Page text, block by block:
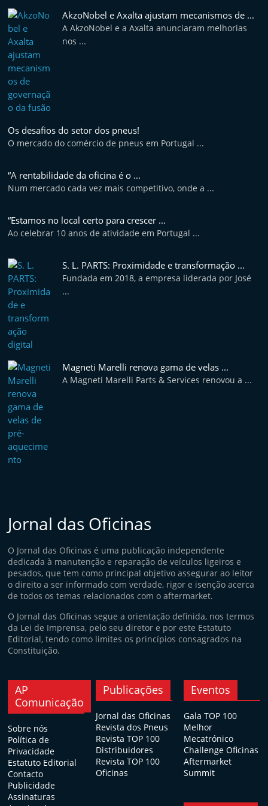
AkzoNobel e Axalta ajustam mecanismos de ...
A AkzoNobel e a Axalta anunciaram melhorias
nos ...
Os desafios do setor dos pneus!
O mercado do comércio de pneus em Portugal ...
“A rentabilidade da oficina é o ...
Num mercado cada vez mais competitivo, onde a ...
“Estamos no local certo para crescer ...
Ao celebrar 10 anos de atividade em Portugal ...
S. L. PARTS: Proximidade e transformação ...
Fundada em 2018, a empresa liderada por José
...
Magneti Marelli renova gama de velas ...
A Magneti Marelli Parts & Services renovou a ...
Jornal das Oficinas
O Jornal das Oficinas é uma publicação independente
dedicada à manutenção e reparação de veículos ligeiros e
pesados, que tem como principal objetivo assegurar ao leitor
o direito a ser informado com verdade, rigor e isenção acerca
de todos os temas relacionados com o aftermarket.
O Jornal das Oficinas segue a orientação definida, nos termos
da Lei de Imprensa, pelo seu diretor e por este Estatuto
Editorial, tendo como limites os princípios consagrados na
Constituição.
AP
Comunicação
Sobre nós
Política de
Privacidade
Estatuto Editorial
Contacto
Publicidade
Assinaturas
Publicações
Jornal das Oficinas
Revista dos Pneus
Revista TOP 100
Distribuidores
Revista TOP 100
Oficinas
Eventos
Gala TOP 100
Melhor
Mecatrónico
Challenge Oficinas
Aftermarket
Summit